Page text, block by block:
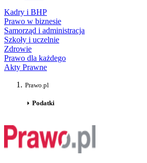
Kadry i BHP
Prawo w biznesie
Samorząd i administracja
Szkoły i uczelnie
Zdrowie
Prawo dla każdego
Akty Prawne
Prawo.pl
Podatki